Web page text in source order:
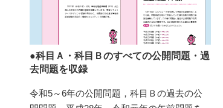
●科目Ａ・科目Ｂのすべての公開問題・過
去問題を収録
令和5～6年の公開問題，科目Ｂの過去の公